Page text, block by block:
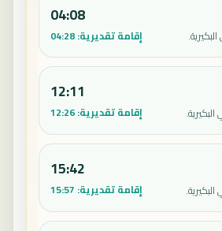
04:08
إقامة تقديرية:04:28
12:11
إقامة تقديرية:12:26
15:42
إقامة تقديرية: 15:57